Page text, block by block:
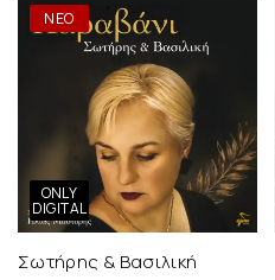
ΝΕΟ
ONLY
DIGITAL
Σωτήρης & Βασιλική